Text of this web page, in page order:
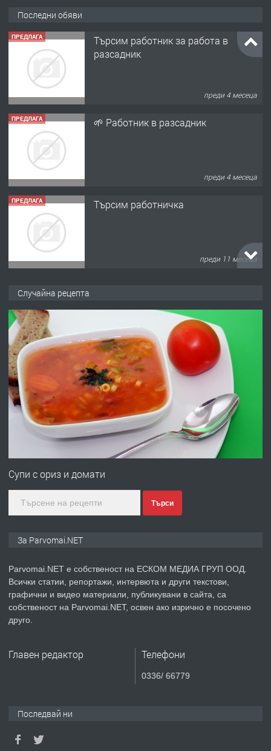
Последни обяви
Търсим работник за работа в
разсадник
🌱 Работник в разсадник
Търсим работничка
преди 11 месеца
преди 1 година
ПРЕДЛАГА Работа за общи работници
преди 1 година
Първи поход "По стъпките на Ангел
Войвода"
преди 1 година
ПРЕДЛАГА Уроци по Математика
Случайна рецепта
Супи с ориз и домати
Търси
За Parvomai.NET
Parvomai.NET е собственост на ЕСКОМ МЕДИА ГРУП ООД.
Всички статии, репортажи, интервюта и други текстови,
графични и видео материали, публикувани в сайта, са
собственост на Parvomai.NET, освен ако изрично е посочено
друго.
Главен редактор Телефони
0336/ 66779
Последвай ни